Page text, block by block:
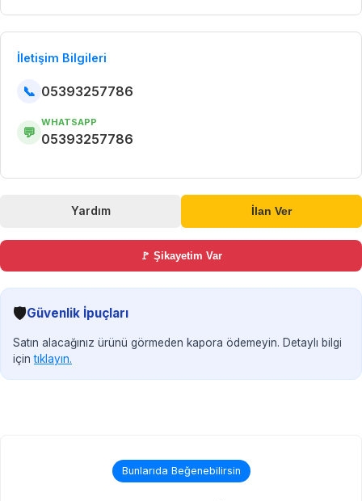
İletişim Bilgileri
📞 05393257786
💬
WHATSAPP
05393257786
Yardım İlan Ver
🚩 Şikayetim Var
🛡️Güvenlik İpuçları
Satın alacağınız ürünü görmeden kapora ödemeyin. Detaylı bilgi
içintıklayın.
Bunlarıda Beğenebilirsin